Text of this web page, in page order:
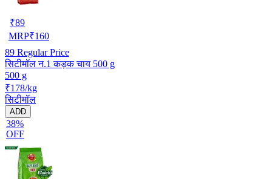
₹89
MRP₹160
89 Regular Price
सिटीमॉल न.1 कड़क चाय 500 g
500 g
₹178/kg
सिटीमॉल
ADD
38%
OFF